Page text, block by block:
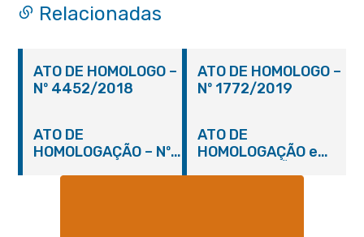
Relacionadas
ATO DE HOMOLOGO –
Nº 4452/2018
ATO DE HOMOLOGO –
Nº 1772/2019
ATO DE
HOMOLOGAÇÃO – Nº
ATO DE
HOMOLOGAÇÃO e